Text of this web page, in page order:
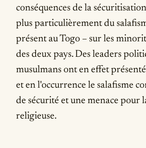
conséquences de la
plus particulièrement du
présent au Togo – sur les
des deux pays. Des leaders
musulmans ont en effet
et en l'occurrence le salafisme
de sécurité et une menace pour
religieuse.